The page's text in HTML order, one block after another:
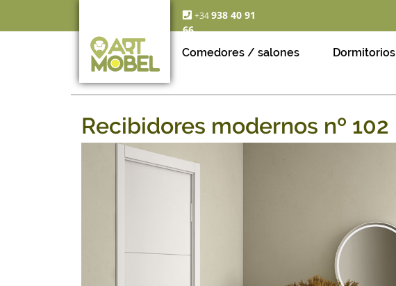
+34938 40 91
66
Comedores / salones Dormitorios
Recibidores modernos nº 102